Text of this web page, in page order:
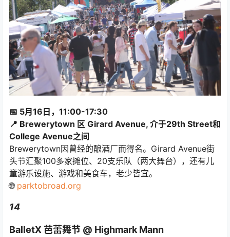
📅 5月16日，11:00-17:30
📍 Brewerytown 区 Girard Avenue, 介于29th Street和
College Avenue之间
Brewerytown因曾经的酿酒厂而得名。Girard Avenue街
头节汇聚100多家摊位、20支乐队（两大舞台），还有儿
童游乐设施、游戏和美食车，老少皆宜。
🌐 parktobroad.org
14
BalletX 芭蕾舞节 @ Highmark Mann